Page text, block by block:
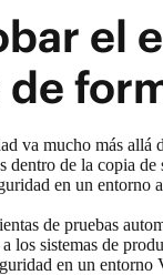
el
va mucho más allá
de la copia de
en un
de pruebas
los sistemas de
en un entorno